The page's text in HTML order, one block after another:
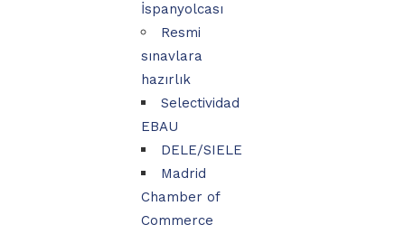
İspanyolcası
Resmi
sınavlara
hazırlık
Selectividad
EBAU
DELE/SIELE
Madrid
Chamber of
Commerce